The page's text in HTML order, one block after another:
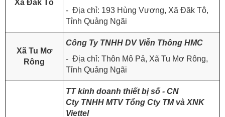
Xã Đăk Tô
- Địa chỉ: 193 Hùng Vương, Xã Đăk Tô,
Tỉnh Quảng Ngãi
Xã Tu Mơ
Rông
Công Ty TNHH DV Viễn Thông HMC
- Địa chỉ: Thôn Mô Pả, Xã Tu Mơ Rông,
Tỉnh Quảng Ngãi
TT kinh doanh thiết bị số - CN
Cty TNHH MTV Tổng Cty TM và XNK
Viettel